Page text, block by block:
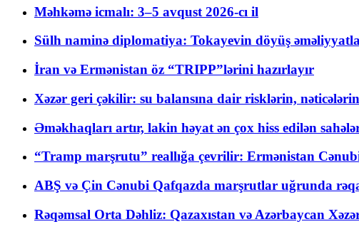
Məhkəmə icmalı: 3–5 avqust 2026-cı il
Sülh naminə diplomatiya: Tokayevin döyüş
İran və Ermənistan öz “TRIPP”lərini hazırlayır
Xəzər geri çəkilir: su balansına dair risklərin,
Əməkhaqları artır, lakin həyat ən çox hiss edilən
“Tramp marşrutu” reallığa çevrilir: Ermənistan
ABŞ və Çin Cənubi Qafqazda marşrutlar uğrunda
Rəqəmsal Orta Dəhliz: Qazaxıstan və Azərbaycan